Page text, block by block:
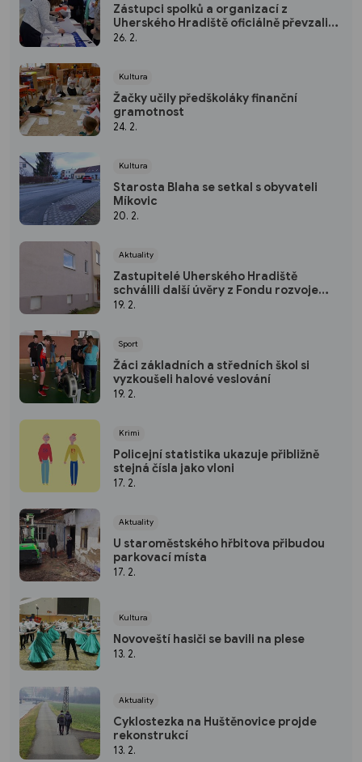
Zástupci spolků a organizací z
Uherského Hradiště oficiálně převzali
dotace
26. 2.
Kultura
Žačky učily předškoláky finanční
gramotnost
24. 2.
Kultura
Starosta Blaha se setkal s obyvateli
Míkovic
20. 2.
Aktuality
Zastupitelé Uherského Hradiště
schválili další úvěry z Fondu rozvoje
bydlení
19. 2.
Sport
Žáci základních a středních škol si
vyzkoušeli halové veslování
19. 2.
Krimi
Policejní statistika ukazuje přibližně
stejná čísla jako vloni
17. 2.
Aktuality
U staroměstského hřbitova přibudou
parkovací místa
17. 2.
Kultura
Novoveští hasiči se bavili na plese
13. 2.
Aktuality
Cyklostezka na Huštěnovice projde
rekonstrukcí
13. 2.